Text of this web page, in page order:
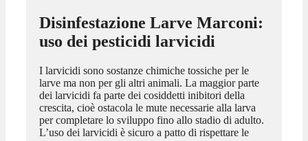
Disinfestazione Larve Marconi:
uso dei pesticidi larvicidi
I larvicidi sono sostanze chimiche tossiche per le
larve ma non per gli altri animali. La maggior parte
dei larvicidi fa parte dei cosiddetti inibitori della
crescita, cioè ostacola le mute necessarie alla larva
per completare lo sviluppo fino allo stadio di adulto.
L’uso dei larvicidi è sicuro a patto di rispettare le